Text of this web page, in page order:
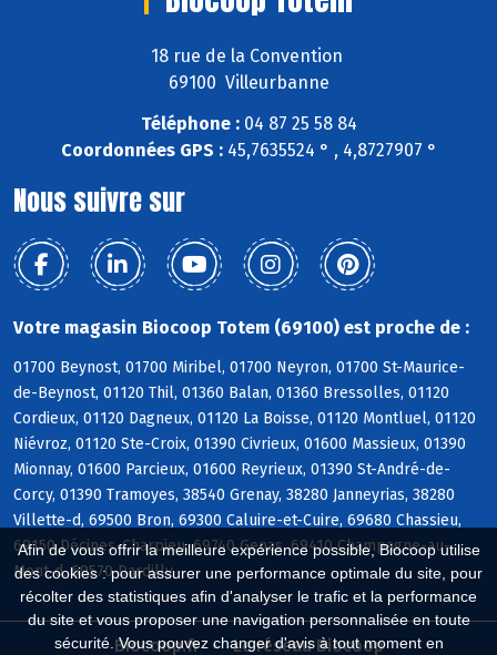
Afin de vous offrir la meilleure expérience possible, Biocoop utilise
des cookies : pour assurer une performance optimale du site, pour
récolter des statistiques afin d'analyser le trafic et la performance
du site et vous proposer une navigation personnalisée en toute
sécurité. Vous pouvez changer d'avis à tout moment en
18 rue de la Convention
69100 Villeurbanne
Téléphone :04 87 25 58 84
Coordonnées GPS :45,7635524 ° , 4,8727907 °
Nous suivre sur
Votre magasin Biocoop Totem (69100) est proche de :
01700 Beynost, 01700 Miribel, 01700 Neyron, 01700 St-Maurice-
de-Beynost, 01120 Thil, 01360 Balan, 01360 Bressolles, 01120
Cordieux, 01120 Dagneux, 01120 La Boisse, 01120 Montluel, 01120
Niévroz, 01120 Ste-Croix, 01390 Civrieux, 01600 Massieux, 01390
Mionnay, 01600 Parcieux, 01600 Reyrieux, 01390 St-André-de-
Corcy, 01390 Tramoyes, 38540 Grenay, 38280 Janneyrias, 38280
Villette-d, 69500 Bron, 69300 Caluire-et-Cuire, 69680 Chassieu,
69150 Décines-Charpieu, 69740 Genas, 69410 Champagne-au-
Mont-d, 69570 Dardilly
Biocoop.fr Le réseau Biocoop